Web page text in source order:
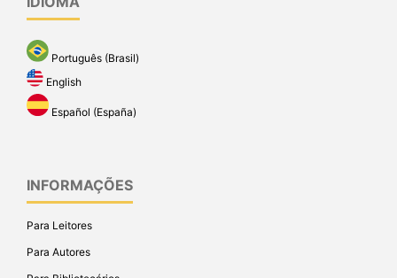
Português (Brasil)
English
Español (España)
INFORMAÇÕES
Para Leitores
Para Autores